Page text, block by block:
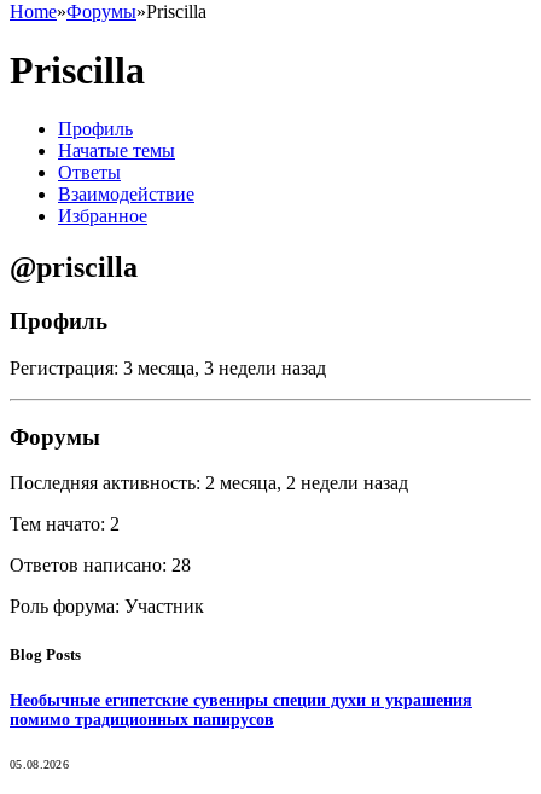
Home»Форумы»Priscilla
Priscilla
Профиль
Начатые темы
Ответы
Взаимодействие
Избранное
@priscilla
Профиль
Регистрация: 3 месяца, 3 недели назад
Форумы
Последняя активность: 2 месяца, 2 недели назад
Тем начато: 2
Ответов написано: 28
Роль форума: Участник
Blog Posts
Необычные египетские сувениры специи духи и украшения
помимо традиционных папирусов
05.08.2026